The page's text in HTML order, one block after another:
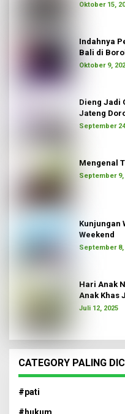
Oktober 15,
Indahnya
Bali di
Oktober 9,
Dieng Jadi
Jateng
September
Mengenal
September 9,
Kunjungan
Weekend
September 8,
Hari Anak
Anak Khas
Juli 12, 2025
CATEGORY PALING
#pati